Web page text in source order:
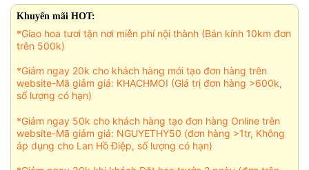
là:
1.100.000 ₫.
1.000.000 ₫.
Khuyến mãi HOT:
*Giao hoa tươi tận nơi miễn phí nội thành (Bán kính 10km đơn
trên 500k)
*Giảm ngay 20k cho khách hàng mới tạo đơn hàng trên
website-Mã giảm giá: KHACHMOI (Giá trị đơn hàng >600k,
số lượng có hạn)
*Giảm ngay 50k cho khách hàng tạo đơn hàng Online trên
website-Mã giảm giá: NGUYETHY50 (đơn hàng >1tr, Không
áp dụng cho Lan Hồ Điệp, số lượng có hạn)